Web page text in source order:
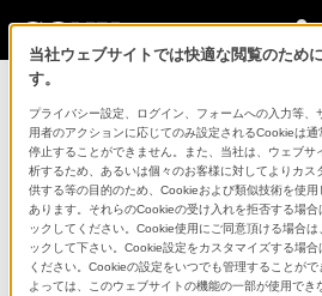
ソニーストアのご利用
ご利用ガイドでは、ソニーストア
スに関しまとめてご案内しており
ご利用の前に
当社ウェブサイトでは快適な閲覧のため
す。
プライバシー設定、ログイン、フォームへの入力等、
用者のアクションに応じてのみ設定されるCookieは
停止することができません。また、当社は、ウェブサ
析するため、あるいは個々のお客様に対してよりカス
供する等の目的のため、Cookieおよび類似技術を使
あります。それらのCookieの受け入れを拒否する場
ックしてください。Cookie使用にご同意頂ける場合
ックして下さい。Cookie設定をカスタマイズする場
ください。Cookieの設定をいつでも管理することが
よっては、このウェブサイトの機能の一部が使用で